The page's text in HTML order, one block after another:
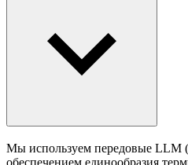
Мы используем передовые LLM